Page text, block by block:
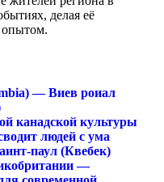
делая её
опытом.
— Виев роиал
канадской культуры
людей с ума
паул (Квебек)
—